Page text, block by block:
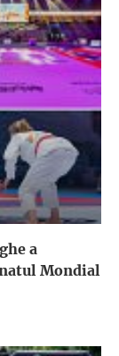
a
Mondial